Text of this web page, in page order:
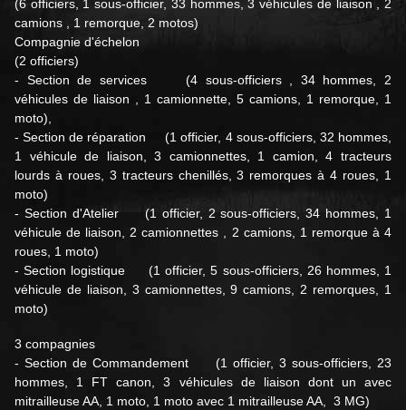
(6 officiers, 1 sous-officier, 33 hommes, 3 véhicules de liaison , 2
camions , 1 remorque, 2 motos)
Compagnie d'échelon
(2 officiers)
- Section de services (4 sous-officiers , 34 hommes, 2
véhicules de liaison , 1 camionnette, 5 camions, 1 remorque, 1
moto),
- Section de réparation (1 officier, 4 sous-officiers, 32 hommes,
1 véhicule de liaison, 3 camionnettes, 1 camion, 4 tracteurs
lourds à roues, 3 tracteurs chenillés, 3 remorques à 4 roues, 1
moto)
- Section d'Atelier (1 officier, 2 sous-officiers, 34 hommes, 1
véhicule de liaison, 2 camionnettes , 2 camions, 1 remorque à 4
roues, 1 moto)
- Section logistique (1 officier, 5 sous-officiers, 26 hommes, 1
véhicule de liaison, 3 camionnettes, 9 camions, 2 remorques, 1
moto)
3 compagnies
- Section de Commandement (1 officier, 3 sous-officiers, 23
hommes, 1 FT canon, 3 véhicules de liaison dont un avec
mitrailleuse AA, 1 moto, 1 moto avec 1 mitrailleuse AA, 3 MG)